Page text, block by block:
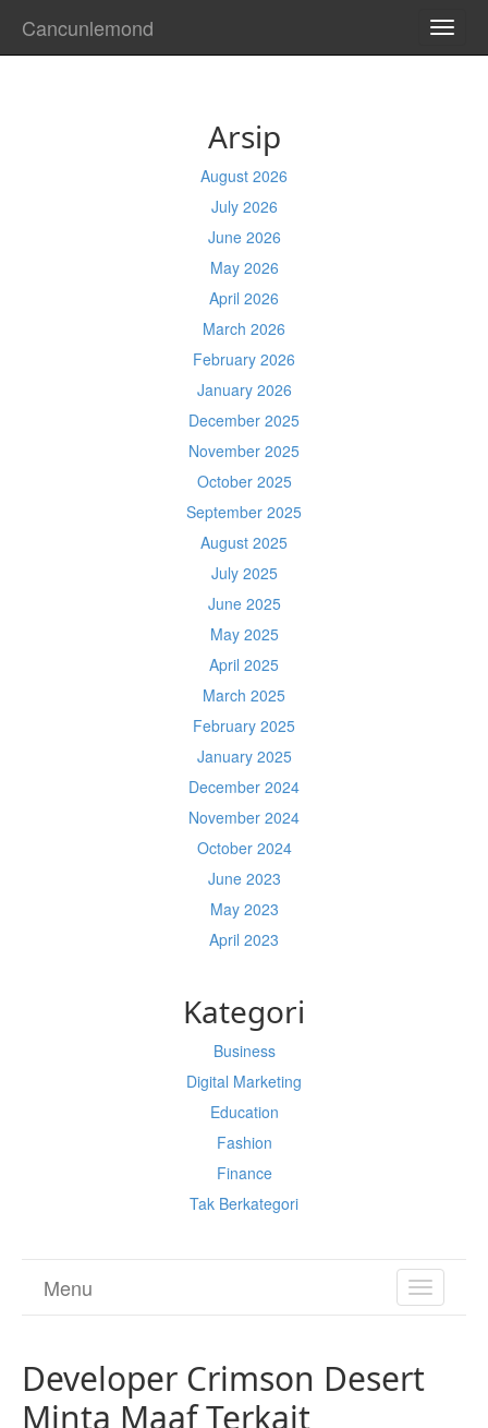
Cancunlemond
Arsip
August 2026
July 2026
June 2026
May 2026
April 2026
March 2026
February 2026
January 2026
December 2025
November 2025
October 2025
September 2025
August 2025
July 2025
June 2025
May 2025
April 2025
March 2025
February 2025
January 2025
December 2024
November 2024
October 2024
June 2023
May 2023
April 2023
Kategori
Business
Digital Marketing
Education
Fashion
Finance
Tak Berkategori
TOGGLE
Menu
Developer Crimson Desert
Minta Maaf Terkait